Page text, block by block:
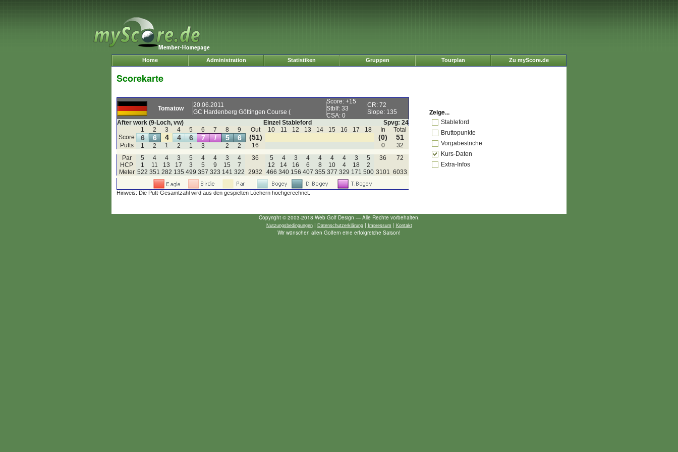
Home Administration Statistiken Gruppen Tourplan Zu myScore.de
Scorekarte
Tomatow
20.06.2011
GC Hardenberg Göttingen Course (
Score: +15
Stblf: 33
CSA: 0
CR: 72
Slope: 135
After work (9-Loch, vw)
Einzel Stableford
Spvg: 24
1
2 3 4 5 6 7 8 9 Out 10 11 12 13 14 15 16 17 18 In
Total
Score
6 6 4 4 6 7 / 5 6 (51) (0) 51
Putts 1 2 1 2 1 3 2 2 16 0
32
Par
5 4 4 3 5 4 4 3 4 36 5 4 3 4 4 4 4 3 5 36
72
HCP
1 11 13 17 3 5 9 15 7 12 14 16 6 8 10 4 18
2
Meter 522 351 282 135 499 357 323 141 322 2932 466 340 156 407 355 377 329 171 500 3101 6033
Hinweis: Die Putt-Gesamtzahl wird aus den gespielten Löchern hochgerechnet.
Zeige...
Stableford
Bruttopunkte
Vorgabestriche
Kurs-Daten
Extra-Infos
Copyright © 2003-2018 Web Golf Design — Alle Rechte vorbehalten.
Nutzungsbedingungen| Datenschutzerklärung| Impressum | Kontakt
Wir wünschen allen Golfern eine erfolgreiche Saison!